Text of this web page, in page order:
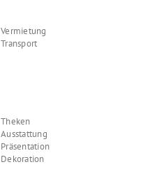
Vermietung
Transport
Theken
Ausstattung
Präsentation
Dekoration